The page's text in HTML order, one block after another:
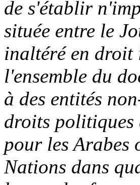
de s'établir
située entre le
inaltéré en droit
l'ensemble du
à des entités
droits
pour les Arabes
Nations dans